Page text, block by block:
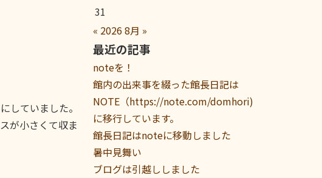
していました。
が小さくて収ま
31
« 20268月 »
最近の記事
noteを！
館内の出来事を綴った館長日記は
NOTE（https://note.com/domhori)
に移行しています。
館長日記はnoteに移動しました
暑中見舞い
ブログは引越ししました